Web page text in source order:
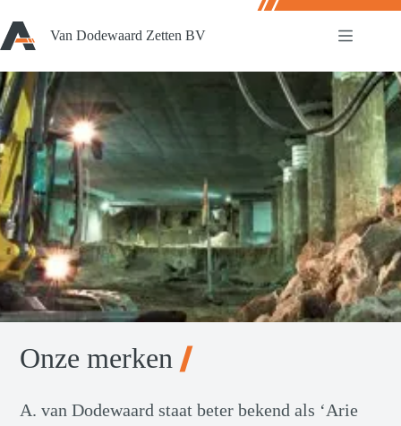
naar
de
inhoud
Van Dodewaard Zetten BV
Onze merken
A. van Dodewaard staat beter bekend als ‘Arie